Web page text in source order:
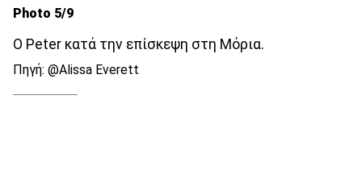
Photo 5/9
O Peter κατά την επίσκεψη στη Μόρια.
Πηγή: @Alissa Everett